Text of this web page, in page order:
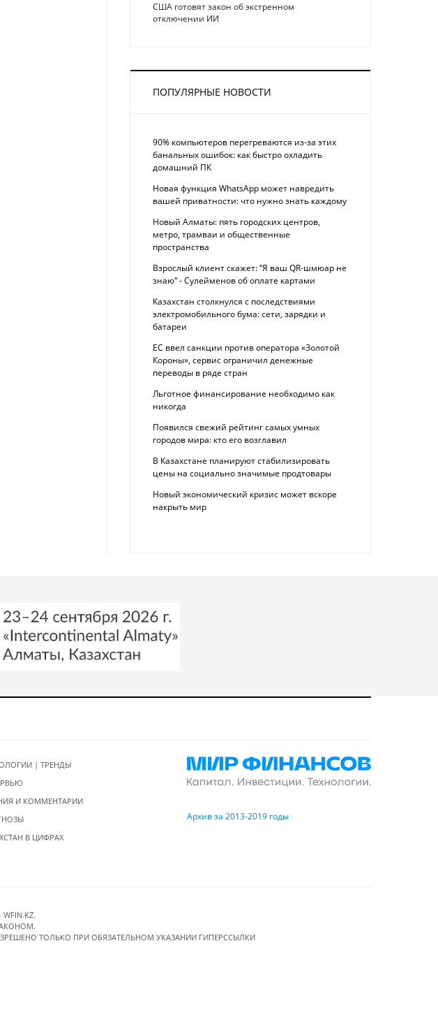
США готовят закон об экстренном
отключении ИИ
ПОПУЛЯРНЫЕ НОВОСТИ
90% компьютеров перегреваются из-за этих
банальных ошибок: как быстро охладить
домашний ПК
Новая функция WhatsApp может навредить
вашей приватности: что нужно знать каждому
Новый Алматы: пять городских центров,
метро, трамваи и общественные
пространства
Взрослый клиент скажет: “Я ваш QR-шмюар не
знаю“ - Сулейменов об оплате картами
Казахстан столкнулся с последствиями
электромобильного бума: сети, зарядки и
батареи
ЕС ввел санкции против оператора «Золотой
Короны», сервис ограничил денежные
переводы в ряде стран
Льготное финансирование необходимо как
никогда
Появился свежий рейтинг самых умных
городов мира: кто его возглавил
В Казахстане планируют стабилизировать
цены на социально значимые продтовары
Новый экономический кризис может вскоре
накрыть мир
| ТРЕНДЫ
И КОММЕНТАРИИ
В ЦИФРАХ
Архив за 2013-2019 годы
ТОЛЬКО ПРИ ОБЯЗАТЕЛЬНОМ УКАЗАНИИ ГИПЕРССЫЛКИ